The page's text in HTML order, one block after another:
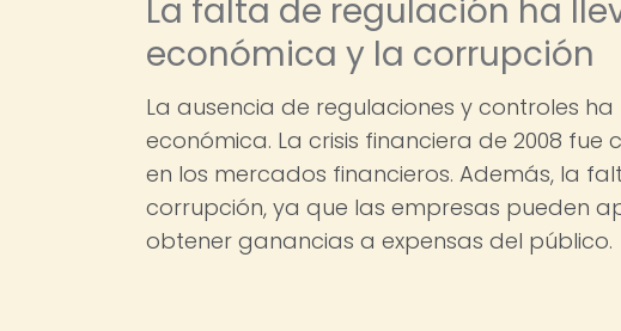
La falta de regulación ha
económica y la corrupción
La ausencia de regulaciones y controles
económica. La crisis financiera de 2008
en los mercados financieros. Además, la
corrupción, ya que las empresas pueden
obtener ganancias a expensas del público.